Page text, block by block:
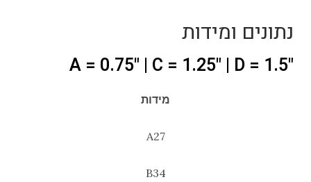
נתונים ומידות
"A = 0.75" | C = 1.25" | D = 1.5
מידות
A27
B34